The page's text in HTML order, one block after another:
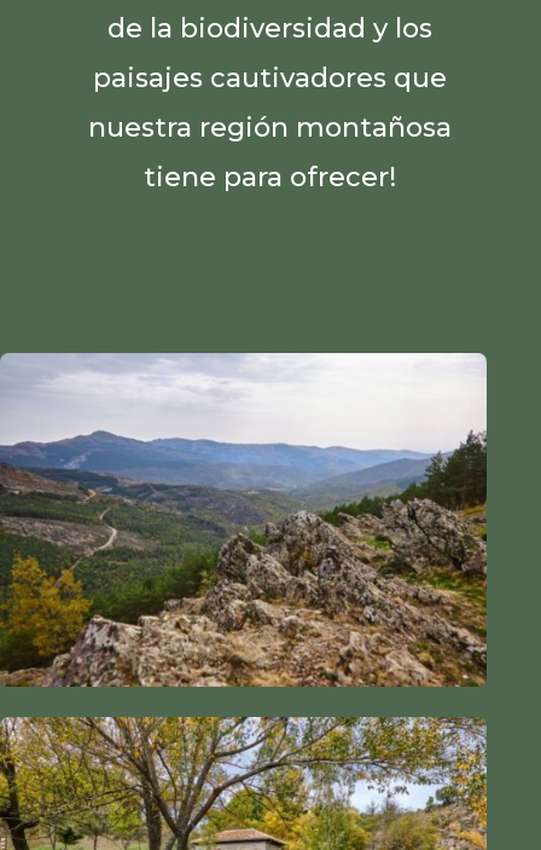
de la biodiversidad y los
paisajes cautivadores que
nuestra región montañosa
tiene para ofrecer!